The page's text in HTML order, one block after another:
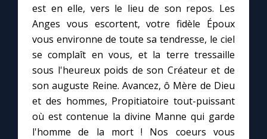
Le compte Tiktok
Le magazine
Le site internet
Questions-réponses
est en elle, vers le lieu de son repos. Les
Anges vous escortent, votre fidèle Époux
vous environne de toute sa tendresse, le ciel
se complaît en vous, et la terre tressaille
sous l'heureux poids de son Créateur et de
son auguste Reine. Avancez, ô Mère de Dieu
et des hommes, Propitiatoire tout-puissant
où est contenue la divine Manne qui garde
l'homme de la mort ! Nos coeurs vous